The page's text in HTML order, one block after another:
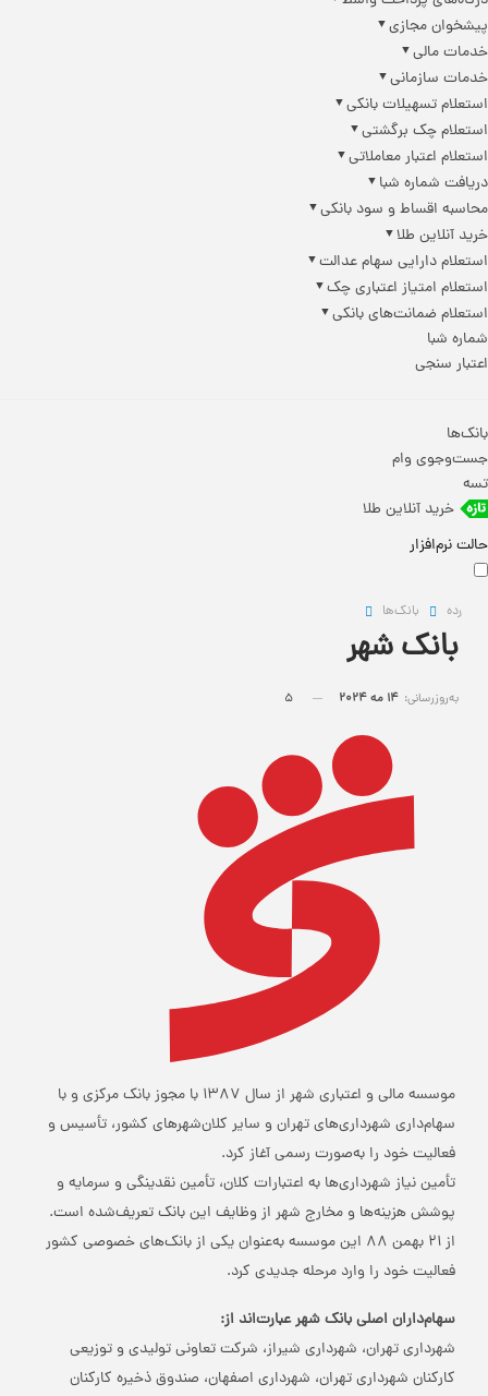
پیشخوان مجازی
خدمات مالی
خدمات سازمانی
استعلام تسهیلات بانکی
استعلام چک برگشتی
استعلام اعتبار معاملاتی
دریافت شماره شبا
محاسبه اقساط و سود بانکی
خرید آنلاین طلا
استعلام دارایی سهام عدالت
استعلام امتیاز اعتباری چک
استعلام ضمانت‌های بانکی
شماره شبا
اعتبار سنجی
بانک‌ها
جست‌وجوی وام
تسه
خرید آنلاین طلا
حالت نرم‌افزار
رده بانک‌ها
بانک شهر
به‌روزرسانی: 14 مه 2024
موسسه مالی و اعتباری شهر از سال 1387 با مجوز بانک مرکزی و با
سهام‌داری شهرداری‌های تهران و سایر کلان‌شهرهای کشور، تأسیس و
فعالیت خود را به‌صورت رسمی آغاز کرد.
تأمین نیاز شهرداری‌ها به اعتبارات کلان، تأمین نقدینگی و سرمایه و
پوشش هزینه‌ها و مخارج شهر از وظایف این بانک تعریف‌شده است.
از 21 بهمن 88 این موسسه به‌عنوان یکی از بانک‌های خصوصی کشور
فعالیت خود را وارد مرحله جدیدی کرد.
سهام‌داران اصلی بانک شهر عبارت‌اند از:
شهرداری تهران، شهرداری شیراز، شرکت تعاونی تولیدی و توزیعی
کارکنان شهرداری تهران، شهرداری اصفهان، صندوق ذخیره کارکنان